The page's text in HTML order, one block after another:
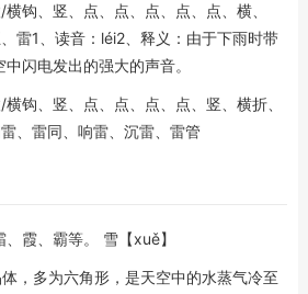
钩、竖、点、点、点、点、点、横、
雷1、读音：léi2、释义：由于下雨时带
闪电发出的强大的声音。
钩、竖、点、点、点、点、竖、横折、
、雷同、响雷、沉雷、雷管
霞、霸等。 雪【xuě】
，多为六角形，是天空中的水蒸气冷至